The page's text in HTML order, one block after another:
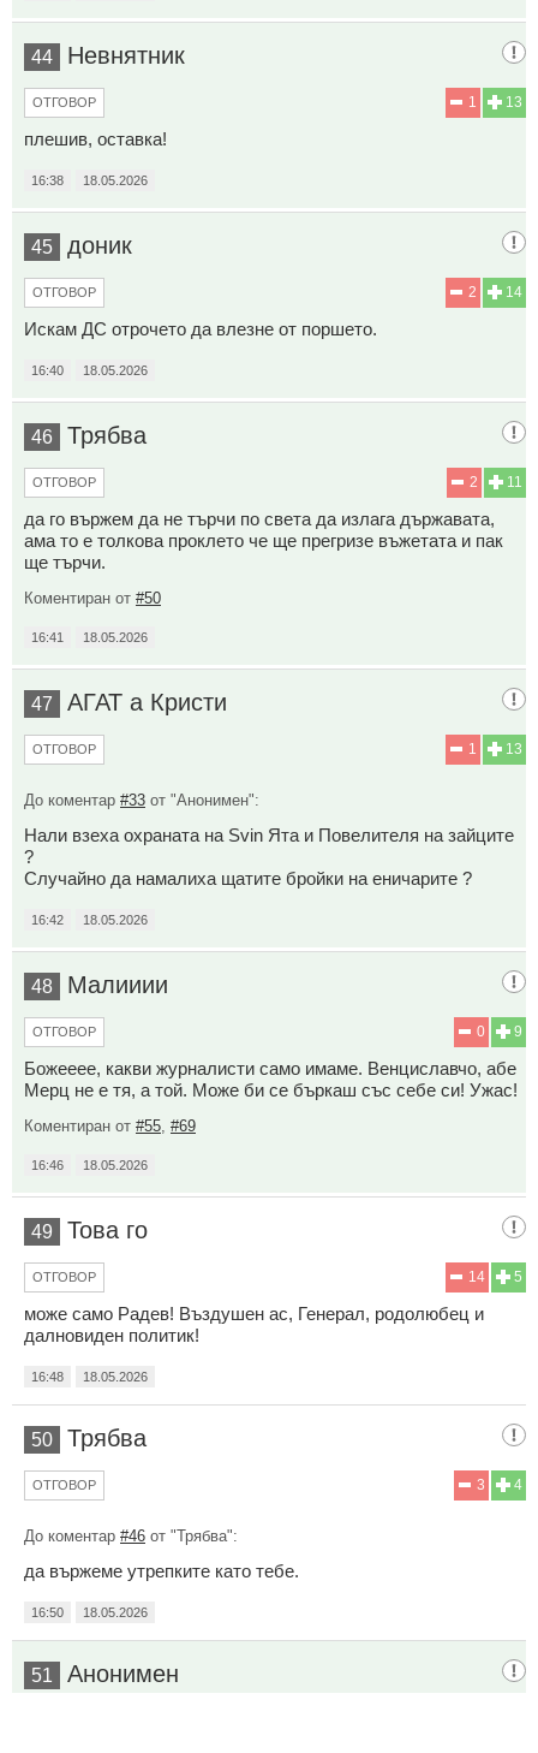
44 Невнятник
13
1
ОТГОВОР
плешив, оставка!
16:38 18.05.2026
45 доник
14
2
ОТГОВОР
Искам ДС отрочето да влезне от поршето.
16:40 18.05.2026
46 Трябва
11
2
ОТГОВОР
да го вържем да не търчи по света да излага държавата,
ама то е толкова проклето че ще прегризе въжетата и пак
ще търчи.
Коментиран от #50
16:41 18.05.2026
47 АГАТ а Кристи
13
1
ОТГОВОР
До коментар #33 от "Анонимен":
Нали взеха охраната на Svin Ята и Повелителя на зайците
?
Случайно да намалиха щатите бройки на еничарите ?
16:42 18.05.2026
48 Малииии
9
0
ОТГОВОР
Божееее, какви журналисти само имаме. Венциславчо, абе
Мерц не е тя, а той. Може би се бъркаш със себе си! Ужас!
Коментиран от #55 #69
16:46 18.05.2026
49 Това го
5
14
ОТГОВОР
може само Радев! Въздушен ас, Генерал, родолюбец и
далновиден политик!
16:48 18.05.2026
50 Трябва
4
3
ОТГОВОР
До коментар #46 от "Трябва":
да вържеме утрепките като тебе.
16:50 18.05.2026
51 Анонимен